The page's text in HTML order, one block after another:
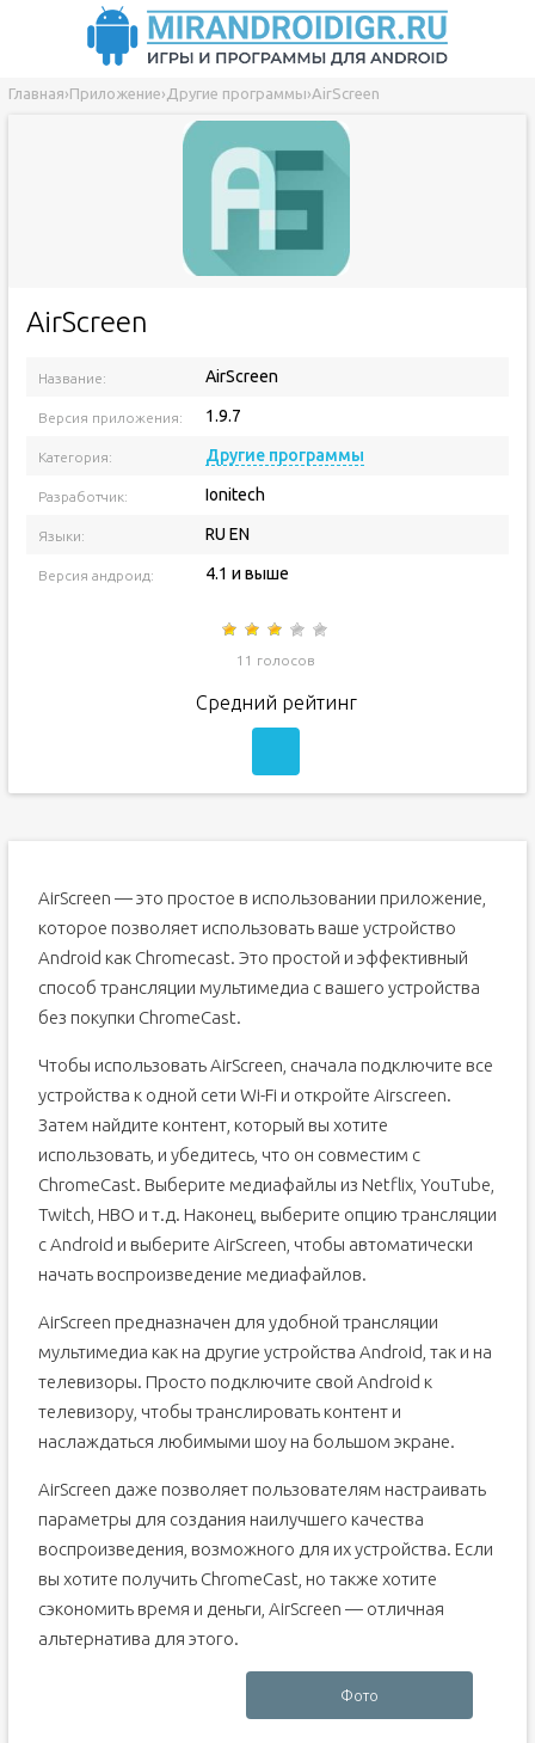
Главная›Приложение› Другие программы›AirScreen
AirScreen
Название: AirScreen
Версия приложения: 1.9.7
Категория: Другие программы
Разработчик: Ionitech
Языки: RU EN
Версия андроид: 4.1 и выше
11 голосов
Средний рейтинг
AirScreen — это простое в использовании приложение,
которое позволяет использовать ваше устройство
Android как Chromecast. Это простой и эффективный
способ трансляции мультимедиа с вашего устройства
без покупки ChromeCast.
Чтобы использовать AirScreen, сначала подключите все
устройства к одной сети Wi-Fi и откройте Airscreen.
Затем найдите контент, который вы хотите
использовать, и убедитесь, что он совместим с
ChromeCast. Выберите медиафайлы из Netflix, YouTube,
Twitch, HBO и т.д. Наконец, выберите опцию трансляции
с Android и выберите AirScreen, чтобы автоматически
начать воспроизведение медиафайлов.
AirScreen предназначен для удобной трансляции
мультимедиа как на другие устройства Android, так и на
телевизоры. Просто подключите свой Android к
телевизору, чтобы транслировать контент и
наслаждаться любимыми шоу на большом экране.
AirScreen даже позволяет пользователям настраивать
параметры для создания наилучшего качества
воспроизведения, возможного для их устройства. Если
вы хотите получить ChromeCast, но также хотите
сэкономить время и деньги, AirScreen — отличная
альтернатива для этого.
Фото